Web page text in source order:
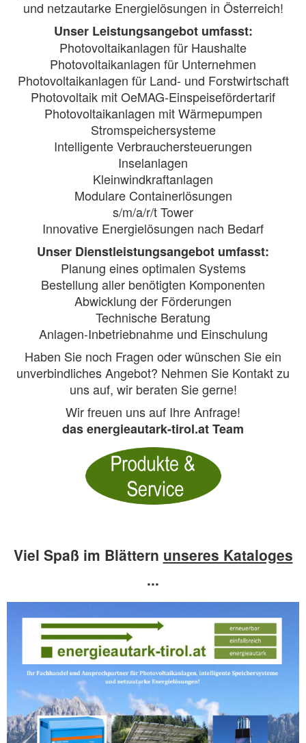
und netzautarke Energielösungen in Österreich!
Unser Leistungsangebot umfasst:
Photovoltaikanlagen für Haushalte
Photovoltaikanlagen für Unternehmen
Photovoltaikanlagen für Land- und Forstwirtschaft
Photovoltaik mit OeMAG-Einspeisefördertarif
Photovoltaikanlagen mit Wärmepumpen
Stromspeichersysteme
Intelligente Verbrauchersteuerungen
Inselanlagen
Kleinwindkraftanlagen
Modulare Containerlösungen
s/m/a/r/t Tower
Innovative Energielösungen nach Bedarf
Unser Dienstleistungsangebot umfasst:
Planung eines optimalen Systems
Bestellung aller benötigten Komponenten
Abwicklung der Förderungen
Technische Beratung
Anlagen-Inbetriebnahme und Einschulung
Haben Sie noch Fragen oder wünschen Sie ein
unverbindliches Angebot? Nehmen Sie Kontakt zu
uns auf, wir beraten Sie gerne!
Wir freuen uns auf Ihre Anfrage!
das energieautark-tirol.at Team
Viel Spaß im Blättern unseres Kataloges
...